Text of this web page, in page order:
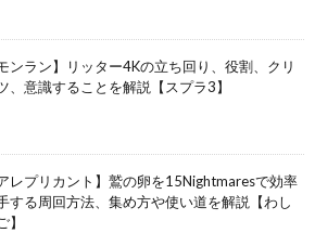
ンラン】リッター4Kの立ち回り、役割、クリ
、意識することを解説【スプラ3】
アレプリカント】鷲の卵を15Nightmaresで効率
する周回方法、集め方や使い道を解説【わし
】